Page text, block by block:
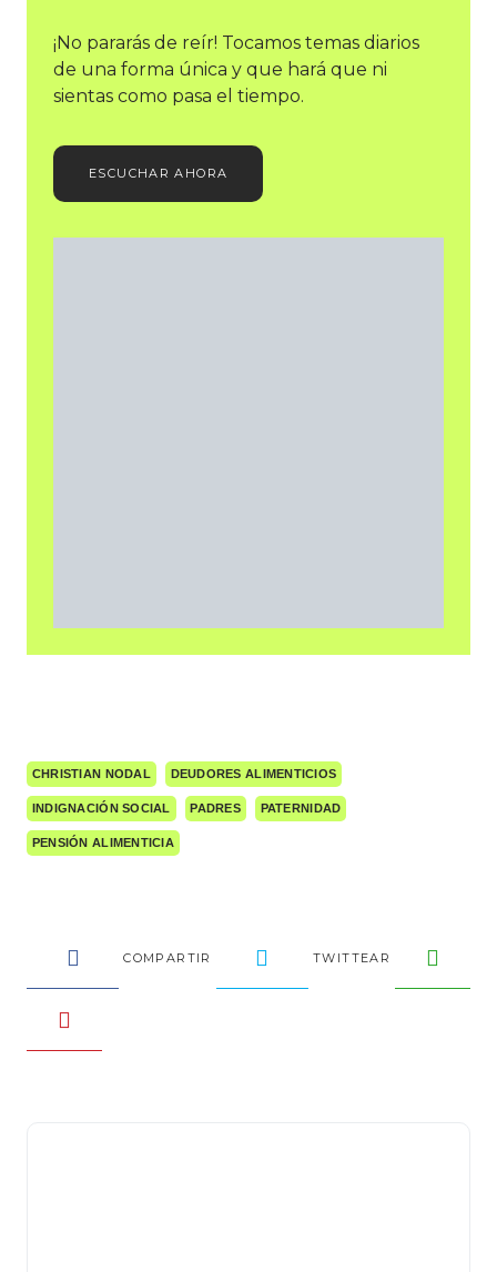
¡No pararás de reír! Tocamos temas diarios
de una forma única y que hará que ni
sientas como pasa el tiempo.
ESCUCHAR AHORA
CHRISTIAN NODAL DEUDORES ALIMENTICIOS
INDIGNACIÓN SOCIAL PADRES PATERNIDAD
PENSIÓN ALIMENTICIA
COMPARTIR TWITTEAR